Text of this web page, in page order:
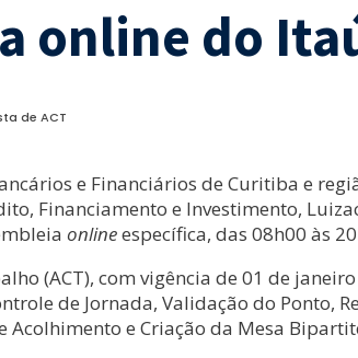
online do
de ACT
e Financiários de Curitiba e
Financiamento e Investimento,
onlineespecífica, das 08h00 às
(ACT), com vigência de 01 de
de Jornada, Validação do Ponto,
Acolhimento e Criação da Mesa